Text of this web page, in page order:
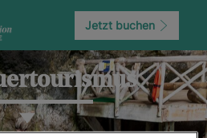
Jetzt buchen